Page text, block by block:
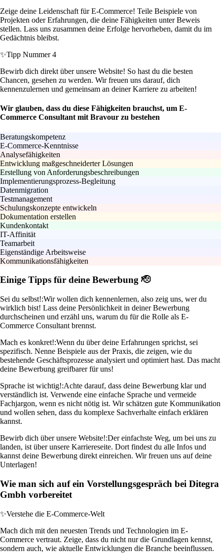
Zeige deine Leidenschaft für E-Commerce! Teile Beispiele von
Projekten oder Erfahrungen, die deine Fähigkeiten unter Beweis
stellen. Lass uns zusammen deine Erfolge hervorheben, damit du im
Gedächtnis bleibst.
✨Tipp Nummer 4
Bewirb dich direkt über unsere Website! So hast du die besten
Chancen, gesehen zu werden. Wir freuen uns darauf, dich
kennenzulernen und gemeinsam an deiner Karriere zu arbeiten!
Wir glauben, dass du diese Fähigkeiten brauchst, um E-
Commerce Consultant mit Bravour zu bestehen
Beratungskompetenz
E-Commerce-Kenntnisse
Analysefähigkeiten
Entwicklung maßgeschneiderter Lösungen
Erstellung von Anforderungsbeschreibungen
Implementierungsprozess-Begleitung
Datenmigration
Testmanagement
Schulungskonzepte entwickeln
Dokumentation erstellen
Kundenkontakt
IT-Affinität
Teamarbeit
Eigenständige Arbeitsweise
Kommunikationsfähigkeiten
Einige Tipps für deine Bewerbung 🫡
Sei du selbst!:Wir wollen dich kennenlernen, also zeig uns, wer du
wirklich bist! Lass deine Persönlichkeit in deiner Bewerbung
durchscheinen und erzähl uns, warum du für die Rolle als E-
Commerce Consultant brennst.
Mach es konkret!:Wenn du über deine Erfahrungen sprichst, sei
spezifisch. Nenne Beispiele aus der Praxis, die zeigen, wie du
bestehende Geschäftsprozesse analysiert und optimiert hast. Das macht
deine Bewerbung greifbarer für uns!
Sprache ist wichtig!:Achte darauf, dass deine Bewerbung klar und
verständlich ist. Verwende eine einfache Sprache und vermeide
Fachjargon, wenn es nicht nötig ist. Wir schätzen gute Kommunikation
und wollen sehen, dass du komplexe Sachverhalte einfach erklären
kannst.
Bewirb dich über unsere Website!:Der einfachste Weg, um bei uns zu
landen, ist über unsere Karriereseite. Dort findest du alle Infos und
kannst deine Bewerbung direkt einreichen. Wir freuen uns auf deine
Unterlagen!
Wie man sich auf ein Vorstellungsgespräch bei Ditegra
Gmbh vorbereitet
✨Verstehe die E-Commerce-Welt
Mach dich mit den neuesten Trends und Technologien im E-
Commerce vertraut. Zeige, dass du nicht nur die Grundlagen kennst,
sondern auch, wie aktuelle Entwicklungen die Branche beeinflussen.